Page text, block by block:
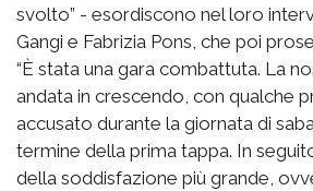
svolto” - esordiscono nel loro
Gangi e Fabrizia Pons, che poi
“È stata una gara combattuta. La
andata in crescendo, con qualche
accusato durante la giornata di
termine della prima tappa. In
della soddisfazione più grande,